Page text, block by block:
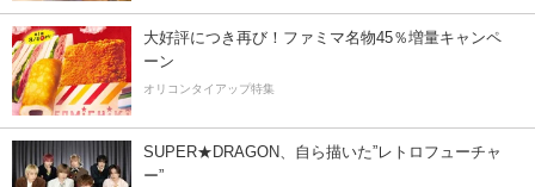
大好評につき再び！ファミマ名物45％増量キャンペ
ーン
オリコンタイアップ特集
SUPER★DRAGON、自ら描いた”レトロフューチャ
ー”